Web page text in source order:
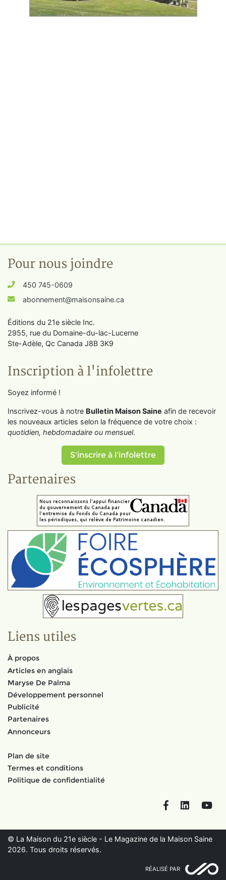
Pour nous joindre
450 745-0609
abonnement@maisonsaine.ca
Éditions du 21e siècle Inc.
2955, rue du Domaine-du-lac-Lucerne
Ste-Adèle, Qc Canada J8B 3K9
Inscription à l'infolettre
Soyez informé !
Inscrivez-vous à notre Bulletin Maison Saine afin de recevoir
les nouveaux articles selon la fréquence de votre choix :
quotidien, hebdomadaire ou mensuel.
S'inscrire à l'infolettre
Partenaires
Liens utiles
À propos
Articles en anglais
Maryse De Palma
Développement personnel
Publicité
Partenaires
Annonceurs
Plan de site
Termes et conditions
Politique de confidentialité
FacebookLinkedIn
© La Maison du 21e siècle - Le Magazine de la Maison Saine
2026. Tous droits réservés.
RÉALISÉ PAR